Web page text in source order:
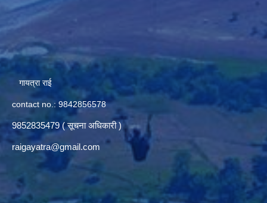
गायत्रा राई
contact no.: 9842856578
9852835479 ( सूचना अधिकारी )
raigayatra@gmail.com